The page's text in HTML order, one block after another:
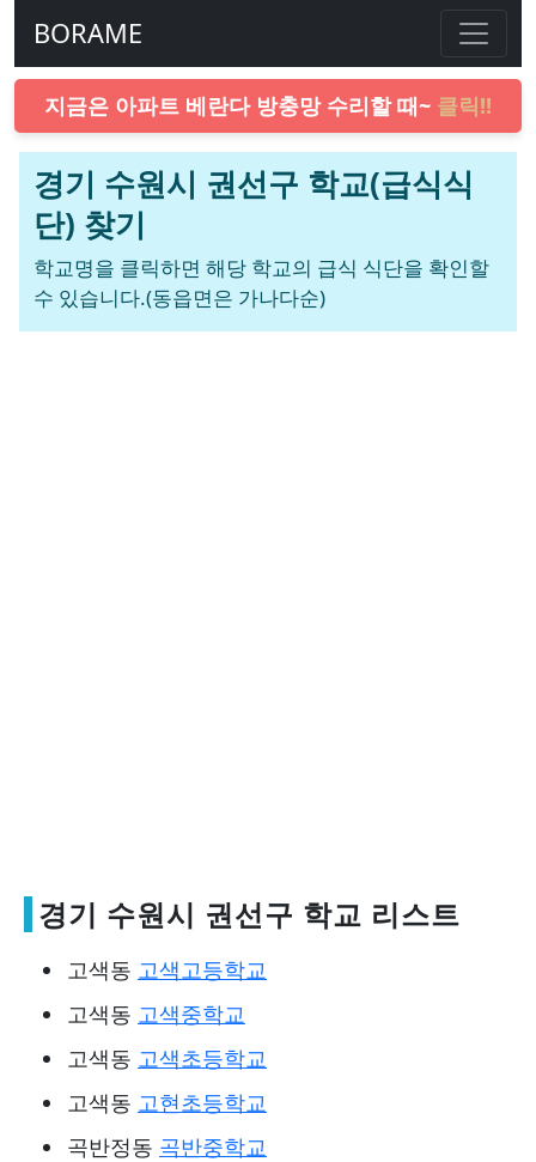
BORAME
지금은 아파트 베란다 방충망 수리할 때~ 클릭!!
경기 수원시 권선구 학교(급식식
단) 찾기
학교명을 클릭하면 해당 학교의 급식 식단을 확인할
수 있습니다.(동읍면은 가나다순)
경기 수원시 권선구 학교 리스트
고색동 고색고등학교
고색동 고색중학교
고색동 고색초등학교
고색동 고현초등학교
곡반정동 곡반중학교